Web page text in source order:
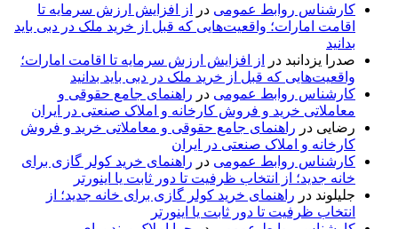
کارشناس روابط عمومی در
از افزایش ارزش سرمایه تا
اقامت امارات؛ واقعیت‌هایی که قبل از خرید ملک در دبی باید
بدانید
صدرا یزدانبد در
از افزایش ارزش سرمایه تا اقامت امارات؛
واقعیت‌هایی که قبل از خرید ملک در دبی باید بدانید
کارشناس روابط عمومی در راهنمای جامع حقوقی و
معاملاتی خرید و فروش کارخانه و املاک صنعتی در ایران
رضایی در راهنمای جامع حقوقی و معاملاتی خرید و فروش
کارخانه و املاک صنعتی در ایران
کارشناس روابط عمومی در راهنمای خرید کولر گازی برای
خانه جدید؛ از انتخاب ظرفیت تا دور ثابت یا اینورتر
جلیلوند در راهنمای خرید کولر گازی برای خانه جدید؛ از
انتخاب ظرفیت تا دور ثابت یا اینورتر